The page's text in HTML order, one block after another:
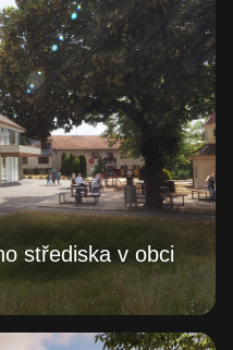
střediska v obci